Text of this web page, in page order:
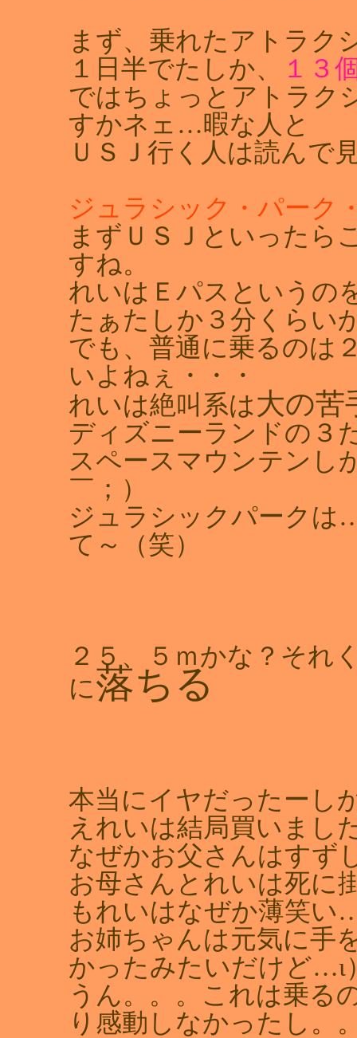
まず、乗れたアトラク
１日半でたしか、
１３
ではちょっとアトラク
すかネェ…暇な人と
ＵＳＪ行く人は読んで
ジュラシック・パーク
まずＵＳＪといったら
すね。
れいはＥパスというの
たぁたしか３分くらい
でも、普通に乗るのは
いよねぇ・・・
れいは絶叫系は大の苦
ディズニーランドの３
スペースマウンテンし
￣；）
ジュラシックパーク
て～（笑）
２５、５ｍかな？それ
に落ちる
本当にイヤだったーし
えれいは結局買いまし
なぜかお父さんはすず
お母さんとれいは死に
もれいはなぜか薄笑い
お姉ちゃんは元気に手
かったみたいだけど…ι
うん。。。これは乗る
り感動しなかったし。